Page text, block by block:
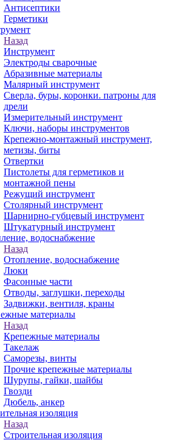
Антисептики
Герметики
Назад
Инструмент
Электроды сварочные
Абразивные материалы
Малярный инструмент
Сверла, буры, коронки. патроны для
дрели
Измерительный инструмент
Ключи, наборы инструментов
Крепежно-монтажный инструмент,
метизы, биты
Отвертки
Пистолеты для герметиков и
монтажной пены
Режущий инструмент
Столярный инструмент
Шарнирно-губцевый инструмент
Штукатурный инструмент
водоснабжение
Назад
Отопление, водоснабжение
Люки
Фасонные части
Отводы, заглушки, переходы
Задвижки, вентиля, краны
материалы
Назад
Крепежные материалы
Такелаж
Саморезы, винты
Прочие крепежные материалы
Шурупы, гайки, шайбы
Гвозди
Дюбель, анкер
изоляция
Назад
Строительная изоляция